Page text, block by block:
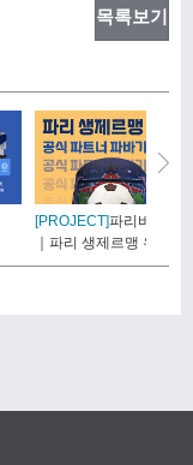
목록보기
[PROJECT]파리바게뜨
｜파리 생제르맹 우승..